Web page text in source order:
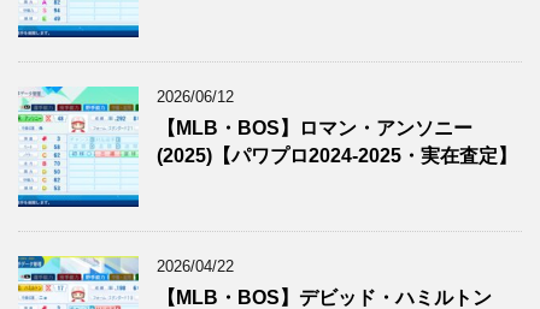
2026/06/12
【MLB・BOS】ロマン・アンソニー
(2025)【パワプロ2024-2025・実在査定】
2026/04/22
【MLB・BOS】デビッド・ハミルトン